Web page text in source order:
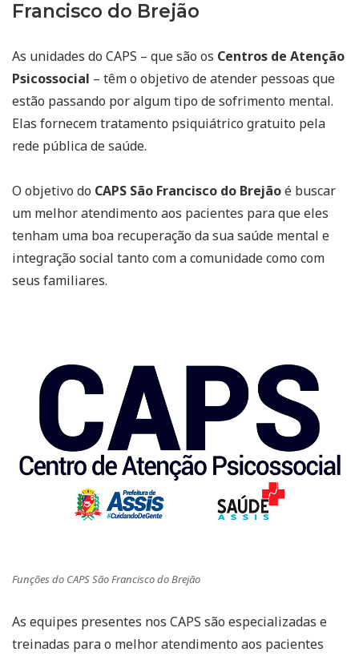
Francisco do Brejão
As unidades do CAPS – que são os Centros de Atenção
Psicossocial – têm o objetivo de atender pessoas que
estão passando por algum tipo de sofrimento mental.
Elas fornecem tratamento psiquiátrico gratuito pela
rede pública de saúde.
O objetivo do CAPS São Francisco do Brejãoé buscar
um melhor atendimento aos pacientes para que eles
tenham uma boa recuperação da sua saúde mental e
integração social tanto com a comunidade como com
seus familiares.
Funções do CAPS São Francisco do Brejão
As equipes presentes nos CAPS são especializadas e
treinadas para o melhor atendimento aos pacientes